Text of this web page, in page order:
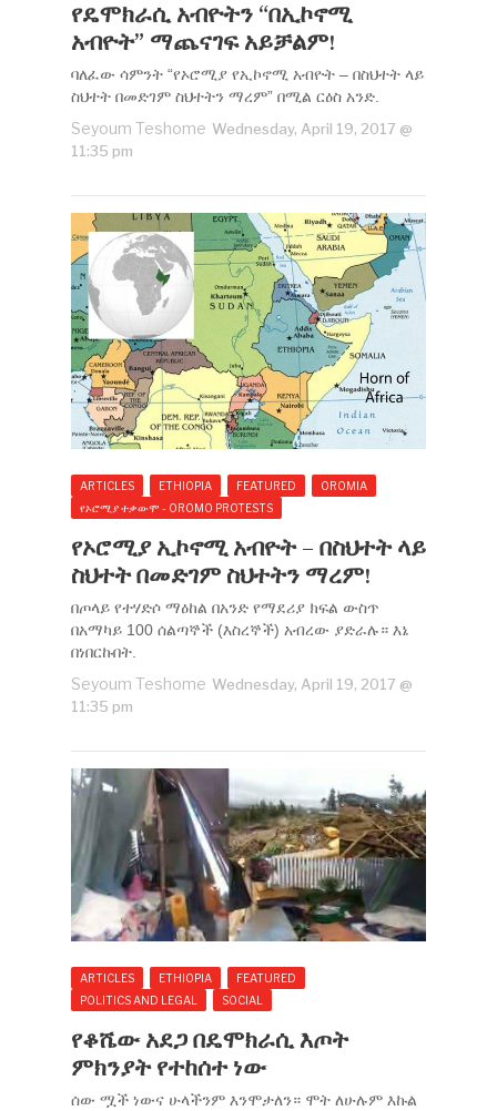
የዴሞክራሲ አብዮትን “በኢኮኖሚ
አብዮት” ማጨናገፍ አይቻልም!
ባለፈው ሳምንት “የኦሮሚያ የኢኮኖሚ አብዮት – በስህተት ላይ
ስህተት በመድገም ስህተትን ማረም” በሚል ርዕስ አንድ.
Seyoum Teshome Wednesday, April 19, 2017 @
11:35 pm
ARTICLES ETHIOPIA FEATURED
OROMIA
የኦሮሚያ ተቃውሞ - OROMO PROTESTS
የኦሮሚያ ኢኮኖሚ አብዮት – በስህተት ላይ
ስህተት በመድገም ስህተትን ማረም!
በጦላይ የተሃድሶ ማዕከል በአንድ የማደሪያ ክፍል ውስጥ
በአማካይ 100 ሰልጣኞች (እስረኞች) አብረው ያድራሉ። እኔ
በነበርኩበት.
Seyoum Teshome Wednesday, April 19, 2017 @
11:35 pm
ARTICLES ETHIOPIA
FEATURED
POLITICS AND LEGAL
SOCIAL
የቆሼው አደጋ በዴሞክራሲ እጦት
ምክንያት የተከሰተ ነው
ሰው ሟች ነውና ሁላችንም እንሞታለን። ሞት ለሁሉም እኩል